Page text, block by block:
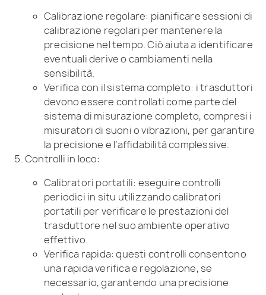
Calibrazione regolare: pianificare sessioni di
calibrazione regolari per mantenere la
precisione nel tempo. Ciò aiuta a identificare
eventuali derive o cambiamenti nella
sensibilità.
Verifica con il sistema completo: i trasduttori
devono essere controllati come parte del
sistema di misurazione completo, compresi i
misuratori di suoni o vibrazioni, per garantire
la precisione e l’affidabilità complessive.
Controlli in loco:
Calibratori portatili: eseguire controlli
periodici in situ utilizzando calibratori
portatili per verificare le prestazioni del
trasduttore nel suo ambiente operativo
effettivo.
Verifica rapida: questi controlli consentono
una rapida verifica e regolazione, se
necessario, garantendo una precisione